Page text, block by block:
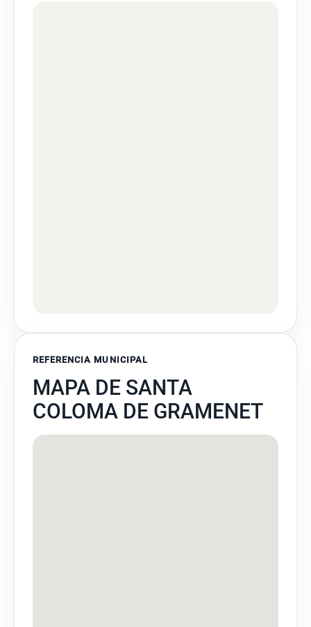
REFERENCIA MUNICIPAL
MAPA DE SANTA
COLOMA DE GRAMENET